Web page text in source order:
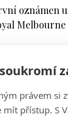
právem
mít přístup. S
oznámen
totiž
právě v
remízou